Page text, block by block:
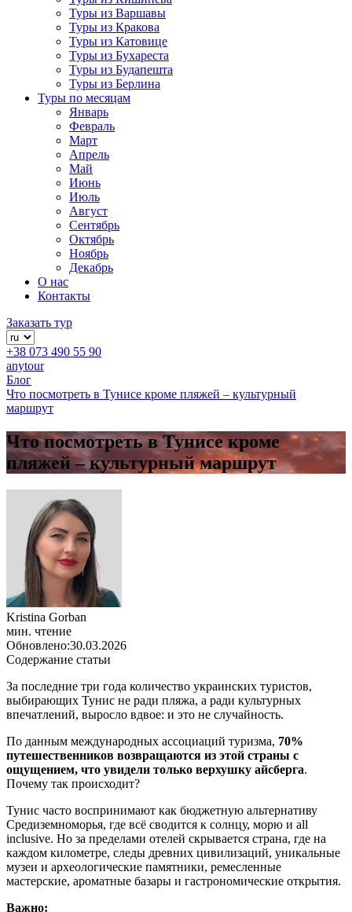
Туры из Варшавы
Туры из Кракова
Туры из Катовице
Туры из Бухареста
Туры из Будапешта
Туры из Берлина
Туры по месяцам
Январь
Февраль
Март
Апрель
Май
Июнь
Июль
Август
Сентябрь
Октябрь
Ноябрь
Декабрь
О нас
Контакты
Заказать тур
+38 073 490 55 90
anytour
Блог
Что посмотреть в Тунисе кроме пляжей – культурный
маршрут
Что посмотреть в Тунисе кроме
пляжей – культурный маршрут
Kristina Gorban
мин. чтение
Обновлено:30.03.2026
Содержание статьи
За последние три года количество украинских туристов,
выбирающих Тунис не ради пляжа, а ради культурных
впечатлений, выросло вдвое: и это не случайность.
По данным международных ассоциаций туризма, 70%
путешественников возвращаются из этой страны с
ощущением, что увидели только верхушку айсберга.
Почему так происходит?
Тунис часто воспринимают как бюджетную альтернативу
Средиземноморья, где всё сводится к солнцу, морю и all
inclusive. Но за пределами отелей скрывается страна, где на
каждом километре, следы древних цивилизаций, уникальные
музеи и археологические памятники, ремесленные
мастерские, ароматные базары и гастрономические открытия.
Важно: